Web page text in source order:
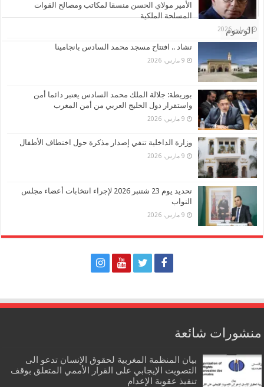
تعليقات
الوسوم
الأمير مولاي الحسن منسقا لمكاتب ومصالح القوات
المسلحة الملكية
4 مايو، 2026
تشاد .. افتتاح مسجد محمد السادس بانجامينا
9 مارس، 2026
بوريطة: جلالة الملك محمد السادس يعتبر دائما أمن
واستقرار دول الخليج العربي من أمن المغرب
9 مارس، 2026
وزارة الداخلية تنفي إصدار مذكرة حول اختطاف الأطفال
9 مارس، 2026
تحديد يوم 23 شتنبر 2026 لإجراء انتخابات أعضاء مجلس
النواب
9 مارس، 2026
منشورات شائعة
بيان المنظمة المغربية لحقوق الإنسان تدعو الى
التصويت الإيجابي على القرار الأممي المتعلق بوقف
تنفيذ عقوبة الإعدام